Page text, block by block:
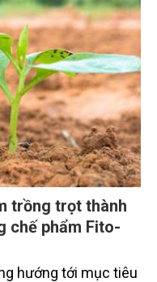
cá, bắt ong, khai
và các tác động
Cùng với việc xâm
những hệ lụy tiêu
tàn thuốc hoặc do
do rác thải nhựa
Ngoài ra, trong
MapInfo để xây
xâm nhập và các
một cách
trồng trọt thành
chế phẩm Fito-
hướng tới mục tiêu